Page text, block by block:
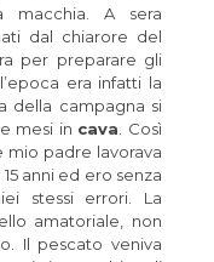
macchia. A sera
dal chiarore del
per preparare gli
era infatti la
della campagna si
mesi in cava. Così
mio padre lavorava
anni ed ero senza
stessi errori. La
amatoriale, non
Il pescato veniva